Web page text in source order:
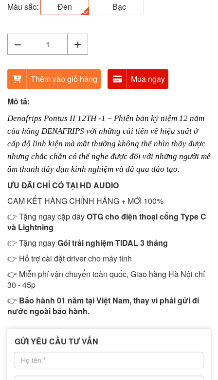
Màu sắc: Đen Bạc
Thêm vào giỏ hàng
Mua ngay
Mô tả:
Denafrips Pontus II 12TH -1 – Phiên bản kỷ niệm 12 năm
của hãng DENAFRIPS với những cải tiến về hiệu suất ở
cấp độ linh kiện mà mắt thường không thể nhìn thấy được
nhưng chắc chắn có thể nghe được đối với những người mê
âm thanh dày dạn kinh nghiệm và đã qua đào tạo.
ƯU ĐÃI CHỈ CÓ TẠI HD AUDIO
CAM KẾT HÀNG CHÍNH HÃNG + MỚI 100%
👉 Tặng ngay cặp dâyOTG cho điện thoại cổng Type C
và Lightning
👉 Tặng ngayGói trải nghiệm TIDAL 3 tháng
👉 Hỗ trợ cài đặt driver cho máy tính
👉 Miễn phí vận chuyển toàn quốc, Giao hàng Hà Nội chỉ
30 - 45p
👉 Bảo hành 01 năm tại Việt Nam, thay vì phải gửi đi
nước ngoài bảo hành.
GỬI YÊU CẦU TƯ VẤN